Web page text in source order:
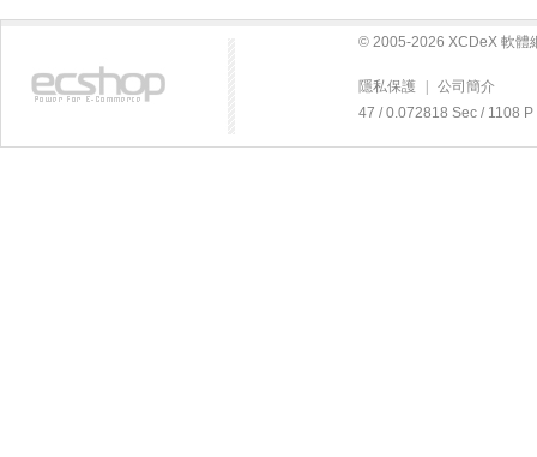
© 2005-2026 XCDeX 軟體
隱私保護
公司簡介
47 / 0.072818 Sec / 1108